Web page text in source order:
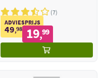
7
ADVIESPRIJS
49,98 19,99